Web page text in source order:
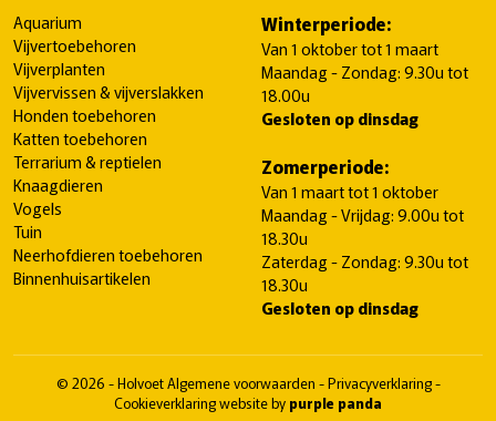
Aquarium
Vijvertoebehoren
Vijverplanten
Vijvervissen & vijverslakken
Honden toebehoren
Katten toebehoren
Terrarium & reptielen
Knaagdieren
Vogels
Tuin
Neerhofdieren toebehoren
Binnenhuisartikelen
Winterperiode:
Van 1 oktober tot 1 maart
Maandag - Zondag: 9.30u tot
18.00u
Gesloten op dinsdag
Zomerperiode:
Van 1 maart tot 1 oktober
Maandag - Vrijdag: 9.00u tot
18.30u
Zaterdag - Zondag: 9.30u tot
18.30u
Gesloten op dinsdag
© 2026 - HolvoetAlgemene voorwaarden -Privacyverklaring-
Cookieverklaringwebsite by purple panda